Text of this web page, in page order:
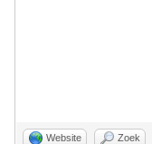
Website Zoek